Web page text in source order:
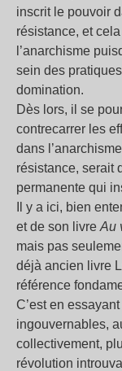
inscrit le pouvoir
résistance, et
l’anarchisme
sein des
domination.
Dès lors, il se
contrecarrer les
dans
résistance, serait
permanente qui
Il y a ici, bien
et de son livre Au
mais pas
déjà ancien livre
référence
C’est en
ingouvernables,
collectivement,
révolution